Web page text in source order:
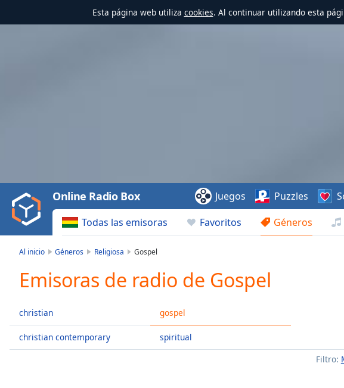
Esta página web utiliza cookies. Al continuar utilizando esta
Video
Play
Backward
Skip
Current
Time0:00
Duration-:-
Loaded:
0.00%
0:00
Todas las emisoras Favoritos Géneros
Online Radio Box Juegos Puzzles
Al inicio Géneros Religiosa Gospel
Emisoras de radio de Gospel
christian
christian contemporary
gospel
spiritual
Filtro: